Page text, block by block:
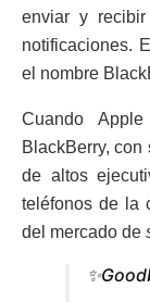
enviar y
notificaciones.
el nombre
Cuando
BlackBerry,
de altos
teléfonos de la
del mercado de